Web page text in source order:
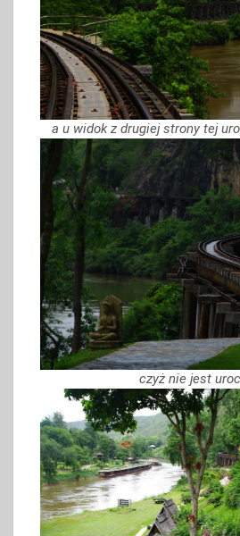
a u widok z drugiej strony tej
czyż nie jest